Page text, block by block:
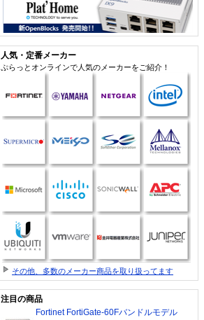
人気・定番メーカー
ぷらっとオンラインで人気のメーカーをご紹介！
その他、多数のメーカー商品を取り扱ってます
注目の商品
Fortinet FortiGate-60Fバンドルモデル